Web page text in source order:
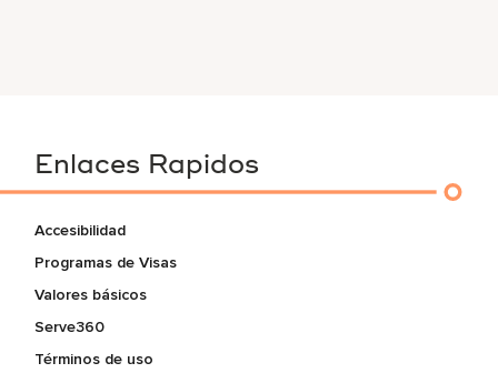
Enlaces Rapidos
Accesibilidad
Programas de Visas
Valores básicos
Serve360
Términos de uso